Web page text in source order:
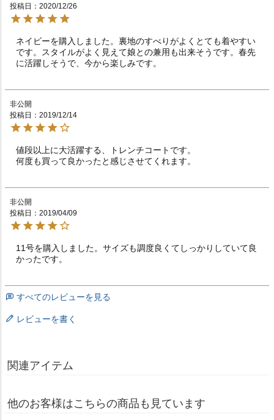
投稿日
2020/12/26
ネイビーを購入しました。裏地のすべりがよくとても着やすい
です。スタイルがよく見えて娘との兼用も出来そうです。春先
に活躍しそうで、今から楽しみです。
非公開
投稿日
2019/12/14
値段以上に大活躍する、トレンチコートです。
何度も買って良かったと感じさせてくれます。
非公開
投稿日
2019/04/09
11号を購入しました。サイズも調度良くてしっかりしていて良
かったです。
すべてのレビューを見る
レビューを書く
関連アイテム
他のお客様はこちらの商品も見ています